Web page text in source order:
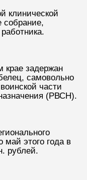
клинической
собрание,
крае задержан
самовольно
части
(РВСН).
май этого года в
рублей.